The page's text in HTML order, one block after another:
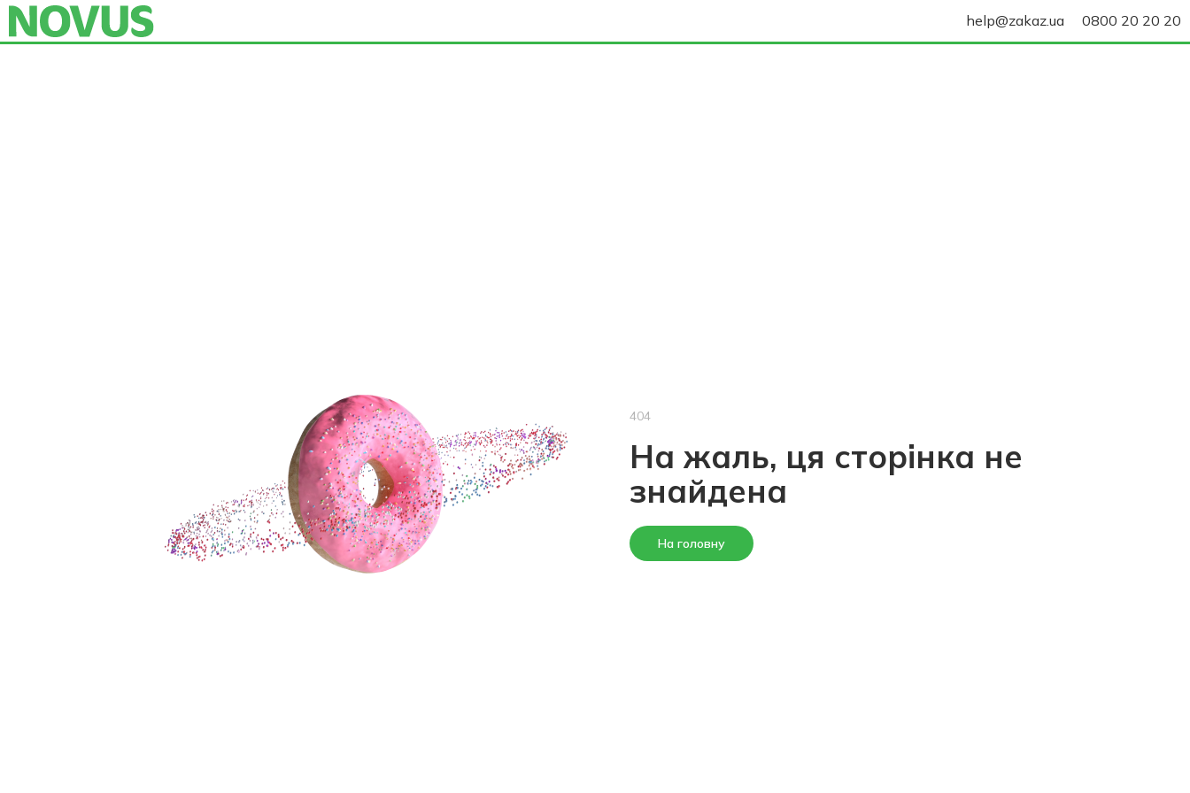
help@zakaz.ua 0800 20 20 20
404
На жаль, ця сторінка не
знайдена
На головну